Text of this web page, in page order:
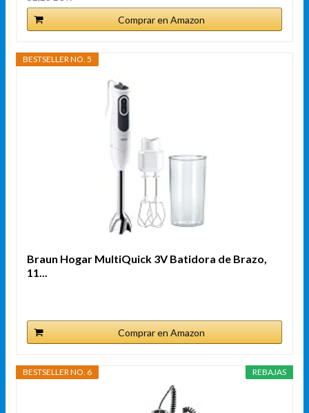
Comprar en Amazon
BESTSELLER NO. 5
Braun Hogar MultiQuick 3V Batidora de Brazo,
11...
Comprar en Amazon
REBAJAS
BESTSELLER NO. 6